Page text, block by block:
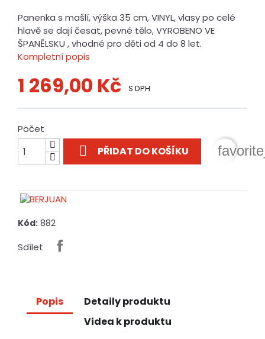
Panenka s mašlí, výška 35 cm, VINYL, vlasy po celé
hlavě se dají česat, pevné tělo, VYROBENO VE
ŠPANĚLSKU , vhodné pro děti od 4 do 8 let.
Kompletní popis
1 269,00 Kč S DPH
Počet
 PŘIDAT DO KOŠÍKU
Kód: 882
Sdílet
Popis
Detaily produktu
Videa k produktu